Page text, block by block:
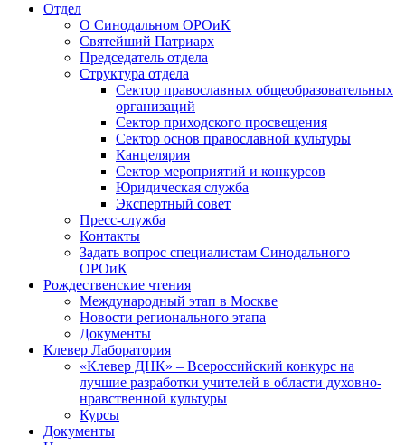
Отдел
О Синодальном ОРОиК
Святейший Патриарх
Председатель отдела
Структура отдела
Сектор православных общеобразовательных
организаций
Сектор приходского просвещения
Сектор основ православной культуры
Канцелярия
Сектор мероприятий и конкурсов
Юридическая служба
Экспертный совет
Пресс-служба
Контакты
Задать вопрос специалистам Синодального
ОРОиК
Рождественские чтения
Международный этап в Москве
Новости регионального этапа
Документы
Клевер Лаборатория
«Клевер ДНК» – Всероссийский конкурс на
лучшие разработки учителей в области духовно-
нравственной культуры
Курсы
Документы